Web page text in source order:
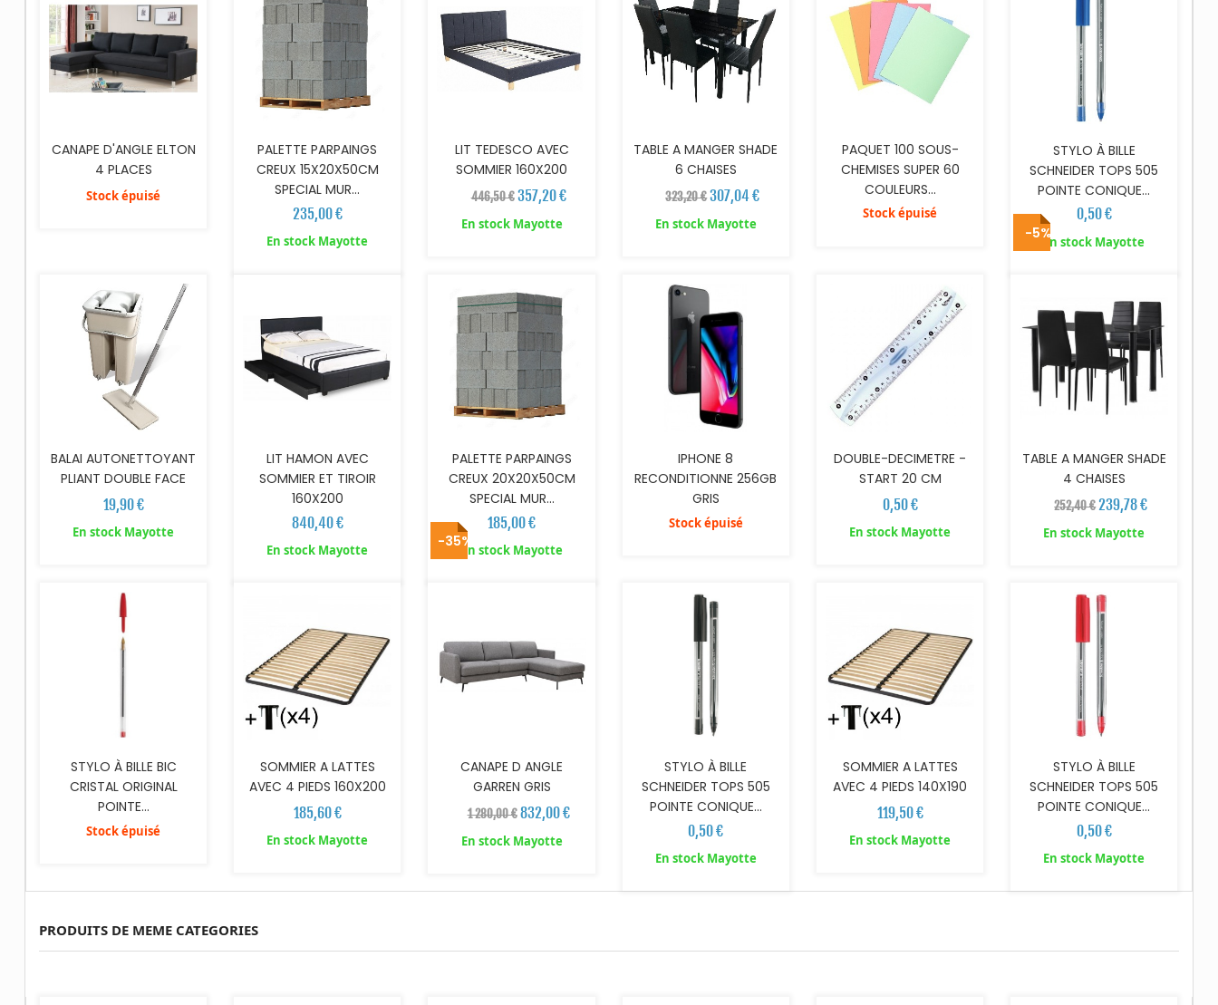
CANAPE D'ANGLE ELTON
4 PLACES
Stock épuisé
PALETTE PARPAINGS
CREUX 15X20X50CM
SPECIAL MUR...
235,00 €
En stock Mayotte
LIT TEDESCO AVEC
SOMMIER 160X200
446,50 € 357,20 €
En stock Mayotte
TABLE A MANGER SHADE
6 CHAISES
323,20 €307,04 €
En stock Mayotte
PAQUET 100 SOUS-
CHEMISES SUPER 60
COULEURS...
Stock épuisé
STYLO À BILLE
SCHNEIDER TOPS 505
POINTE CONIQUE...
0,50 €
En stock Mayotte
BALAI AUTONETTOYANT
PLIANT DOUBLE FACE
19,90 €
En stock Mayotte
AJOUTER AU PANIER
LIT HAMON AVEC
SOMMIER ET TIROIR
160X200
840,40 €
En stock Mayotte
AJOUTER AU PANIER
PALETTE PARPAINGS
CREUX 20X20X50CM
SPECIAL MUR...
185,00 €
En stock Mayotte
IPHONE 8
RECONDITIONNE 256GB
GRIS
Stock épuisé
DOUBLE-DECIMETRE -
START 20 CM
0,50 €
En stock Mayotte
-5% AJOUTER AU PANIER
TABLE A MANGER SHADE
4 CHAISES
252,40 €239,78 €
En stock Mayotte
STYLO À BILLE BIC
CRISTAL ORIGINAL
POINTE...
Stock épuisé
AJOUTER AU PANIER
SOMMIER A LATTES
AVEC 4 PIEDS 160X200
185,60 €
En stock Mayotte
-35% AJOUTER AU PANIER
CANAPE D ANGLE
GARREN GRIS
1 280,00 € 832,00 €
En stock Mayotte
STYLO À BILLE
SCHNEIDER TOPS 505
POINTE CONIQUE...
0,50 €
En stock Mayotte
AJOUTER AU PANIER
SOMMIER A LATTES
AVEC 4 PIEDS 140X190
119,50 €
En stock Mayotte
AJOUTER AU PANIER
STYLO À BILLE
SCHNEIDER TOPS 505
POINTE CONIQUE...
0,50 €
En stock Mayotte
PRODUITS DE MEME CATEGORIES